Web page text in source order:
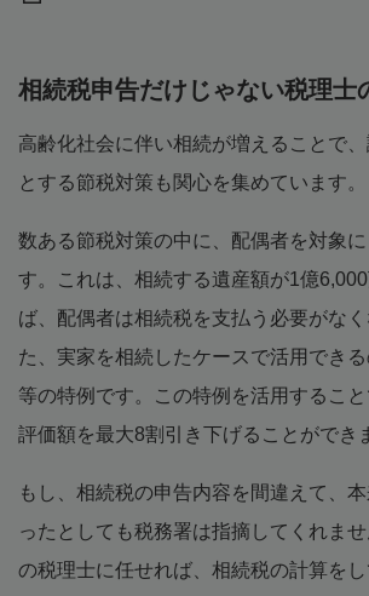
相続税申告だけじゃない税理士
高齢化社会に伴い相続が増えることで
とする節税対策も関心を集めています。
数ある節税対策の中に、配偶者を対象
す。これは、相続する遺産額が1億
ば、配偶者は相続税を支払う必要がな
た、実家を相続したケースで活用でき
等の特例です。この特例を活用するこ
評価額を最大8割引き下げることができ
もし、相続税の申告内容を間違えて、
ったとしても税務署は指摘してくれま
の税理士に任せれば、相続税の計算を